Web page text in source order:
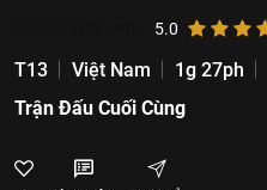
5.0
T13 Việt Nam 1g 27ph
Trận Đấu Cuối Cùng